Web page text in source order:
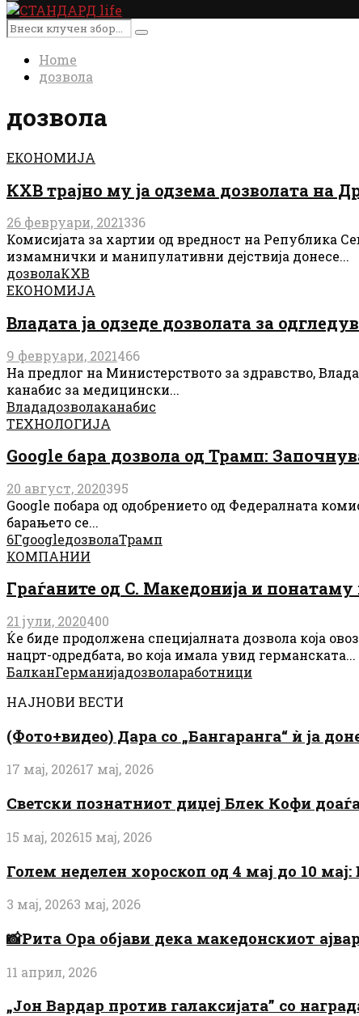
Primary
Menu
Search
for:
Search
Home
дозвола
дозвола
ЕКОНОМИЈА
КХВ трајно му ја одзема дозволата на
26 февруари, 2021336
Комисијата за хартии од вредност на Република
измамнички и манипулативни дејствија донесе...
дозволаКХВ
ЕКОНОМИЈА
Владата ја одзеде дозволата за
9 февруари, 2021466
На предлог на Министерството за здравство,
канабис за медицински...
Влададозволаканабис
ТЕХНОЛОГИЈА
Google бара дозвола од Трамп:
20 август, 2020395
Google побара од одобрението од Федералната
барањето се...
6ГgoogleдозволаТрамп
КОМПАНИИ
Граѓаните од С. Македонија и
21 јули, 2020400
Ќе биде продолжена специјалната дозвола која
нацрт-одредбата, во која имала увид германската...
БалканГерманијадозволаработници
НАЈНОВИ ВЕСТИ
(Фото+видео) Дара со „Бангаранга“ ѝ ја
17 мај, 202617 мај, 2026
Светски познатниот диџеј Блек Кофи
15 мај, 202615 мај, 2026
Голем неделен хороскоп од 4 мај до 10
3 мај, 20263 мај, 2026
📸Рита Ора објави дека македонскиот
11 април, 2026
„Јон Вардар против галаксијата” со